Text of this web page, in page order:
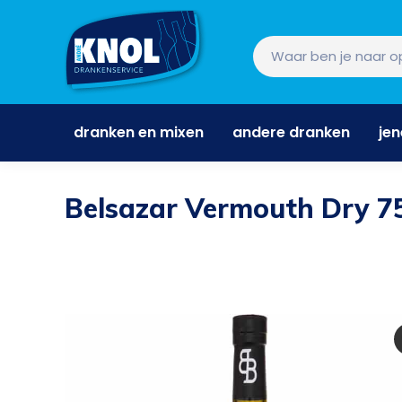
dranken en mixen andere dranken
Belsazar Vermouth Dry
dranken en mixen